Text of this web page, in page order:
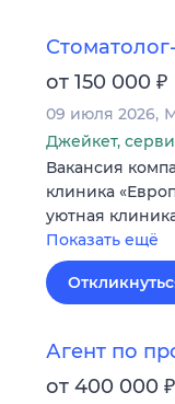
от 150 000 ₽
09 июля 2026
Джейкет,
Вакансия
клиника
уютная
Показать ещё
Агент по
от 400 000 ₽